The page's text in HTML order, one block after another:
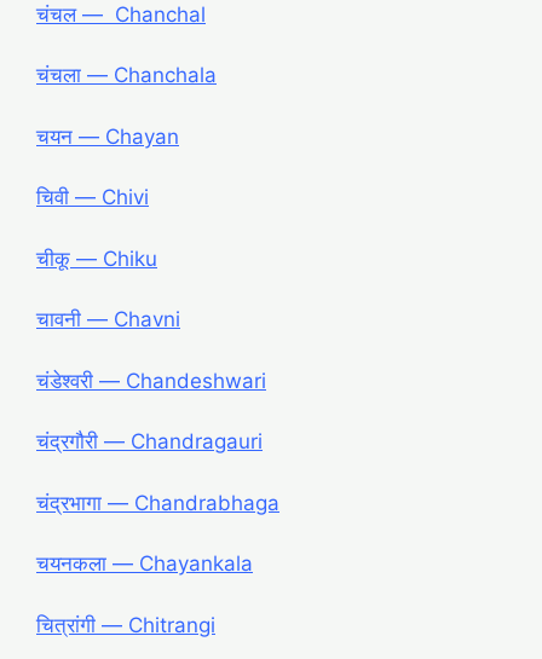
चंचल ― Chanchal
चंचला ― Chanchala
चयन ― Chayan
चिवी ― Chivi
चीकू ― Chiku
चावनी ― Chavni
चंडेश्वरी ― Chandeshwari
चंद्रगौरी ― Chandragauri
चंद्रभागा ― Chandrabhaga
चयनकला ― Chayankala
चित्रांगी ― Chitrangi